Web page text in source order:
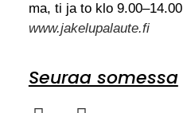
ma, ti ja to klo 9.00–14.00
www.jakelupalaute.fi
Seuraa somessa